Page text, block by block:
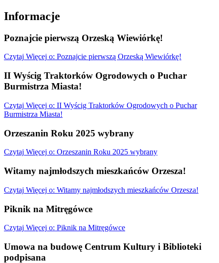
Informacje
Poznajcie pierwszą Orzeską Wiewiórkę!
Czytaj Więcej o: Poznajcie pierwszą Orzeską Wiewiórkę!
II Wyścig Traktorków Ogrodowych o Puchar
Burmistrza Miasta!
Czytaj Więcej o: II Wyścig Traktorków Ogrodowych o Puchar
Burmistrza Miasta!
Orzeszanin Roku 2025 wybrany
Czytaj Więcej o: Orzeszanin Roku 2025 wybrany
Witamy najmłodszych mieszkańców Orzesza!
Czytaj Więcej o: Witamy najmłodszych mieszkańców Orzesza!
Piknik na Mitręgówce
Czytaj Więcej o: Piknik na Mitręgówce
Umowa na budowę Centrum Kultury i Biblioteki
podpisana